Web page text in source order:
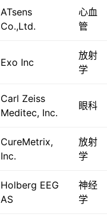
ATsens
Co.,Ltd.
心血
管
Exo Inc
放射
学
Carl Zeiss
Meditec, Inc.
眼科
CureMetrix,
Inc.
放射
学
Holberg EEG
AS
神经
学